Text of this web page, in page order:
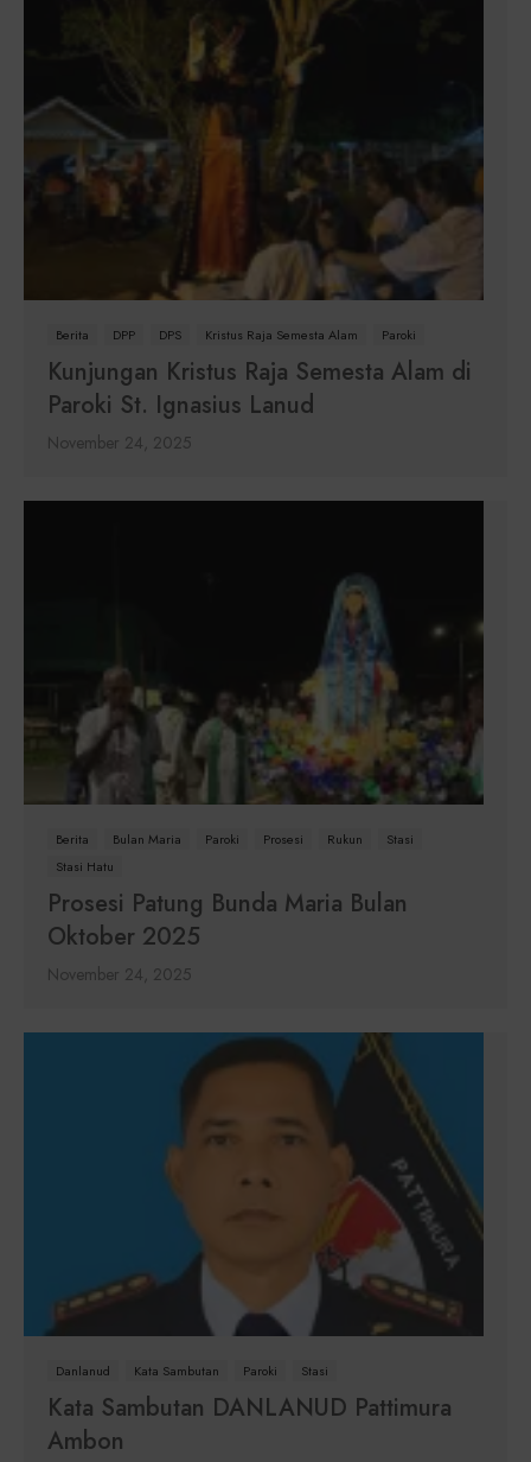
Berita DPP DPS Kristus Raja Semesta Alam Paroki
Kunjungan Kristus Raja Semesta Alam di
Paroki St. Ignasius Lanud
November 24, 2025
Berita Bulan Maria Paroki Prosesi Rukun
Stasi
Stasi Hatu
Prosesi Patung Bunda Maria Bulan
Oktober 2025
November 24, 2025
Danlanud Kata Sambutan Paroki Stasi
Kata Sambutan DANLANUD Pattimura
Ambon